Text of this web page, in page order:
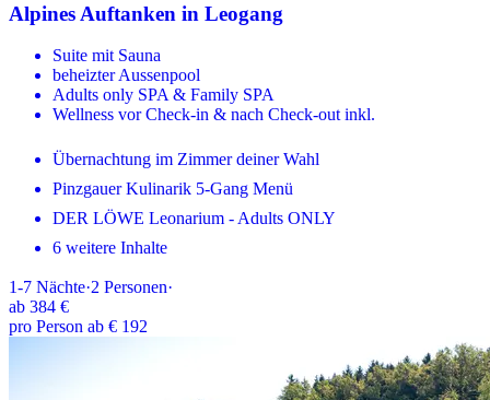
Alpines Auftanken in Leogang
Suite mit Sauna
beheizter Aussenpool
Adults only SPA & Family SPA
Wellness vor Check-in & nach Check-out inkl.
Übernachtung im Zimmer deiner Wahl
Pinzgauer Kulinarik 5-Gang Menü
DER LÖWE Leonarium - Adults ONLY
6 weitere Inhalte
1-7 Nächte·2 Personen·
ab 384 €
pro Person ab € 192